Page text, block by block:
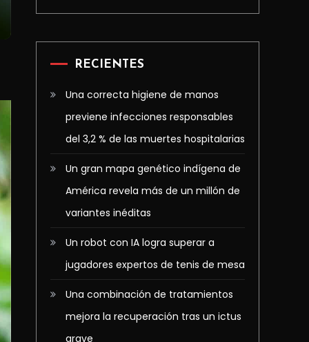
RECIENTES
Una correcta higiene de manos
previene infecciones responsables
del 3,2 % de las muertes hospitalarias
Un gran mapa genético indígena de
América revela más de un millón de
variantes inéditas
Un robot con IA logra superar a
jugadores expertos de tenis de mesa
Una combinación de tratamientos
mejora la recuperación tras un ictus
grave